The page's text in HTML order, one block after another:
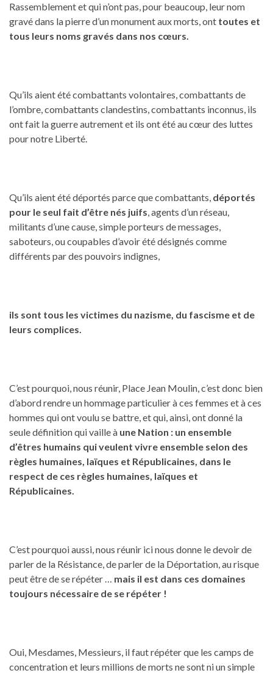
Rassemblement et qui n’ont pas, pour beaucoup, leur nom
gravé dans la pierre d’un monument aux morts, ont toutes et
tous leurs noms gravés dans nos cœurs.
Qu’ils aient été combattants volontaires, combattants de
l’ombre, combattants clandestins, combattants inconnus, ils
ont fait la guerre autrement et ils ont été au cœur des luttes
pour notre Liberté.
Qu’ils aient été déportés parce que combattants, déportés
pour le seul fait d’être nés juifs, agents d’un réseau,
militants d’une cause, simple porteurs de messages,
saboteurs, ou coupables d’avoir été désignés comme
différents par des pouvoirs indignes,
ils sont tous les victimes du nazisme, du fascisme et de
leurs complices.
C’est pourquoi, nous réunir, Place Jean Moulin, c’est donc bien
d’abord rendre un hommage particulier à ces femmes et à ces
hommes qui ont voulu se battre, et qui, ainsi, ont donné la
seule définition qui vaille à une Nation : un ensemble
d’êtres humains qui veulent vivre ensemble selon des
règles humaines, laïques et Républicaines, dans le
respect de ces règles humaines, laïques et
Républicaines.
C’est pourquoi aussi, nous réunir ici nous donne le devoir de
parler de la Résistance, de parler de la Déportation, au risque
peut être de se répéter … mais il est dans ces domaines
toujours nécessaire de se répéter !
Oui, Mesdames, Messieurs, il faut répéter que les camps de
concentration et leurs millions de morts ne sont ni un simple